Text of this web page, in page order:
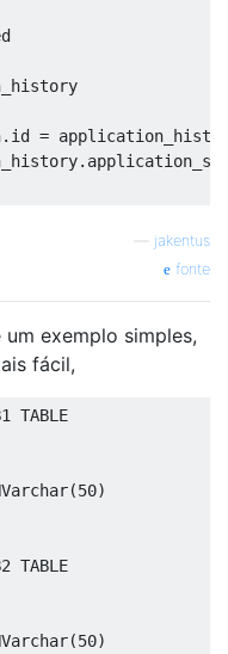
. id =
.
jakentus
fonte
exemplo simples,
fácil,
TABLE
(50)
TABLE
(50)